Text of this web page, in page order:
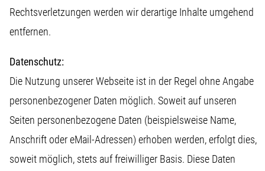
Rechtsverletzungen werden wir derartige Inhalte umgehend
entfernen.
Datenschutz:
Die Nutzung unserer Webseite ist in der Regel ohne Angabe
personenbezogener Daten möglich. Soweit auf unseren
Seiten personenbezogene Daten (beispielsweise Name,
Anschrift oder eMail-Adressen) erhoben werden, erfolgt dies,
soweit möglich, stets auf freiwilliger Basis. Diese Daten